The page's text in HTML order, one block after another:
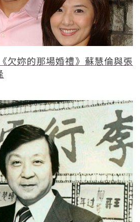
欠妳的那場婚禮》蘇慧倫與張